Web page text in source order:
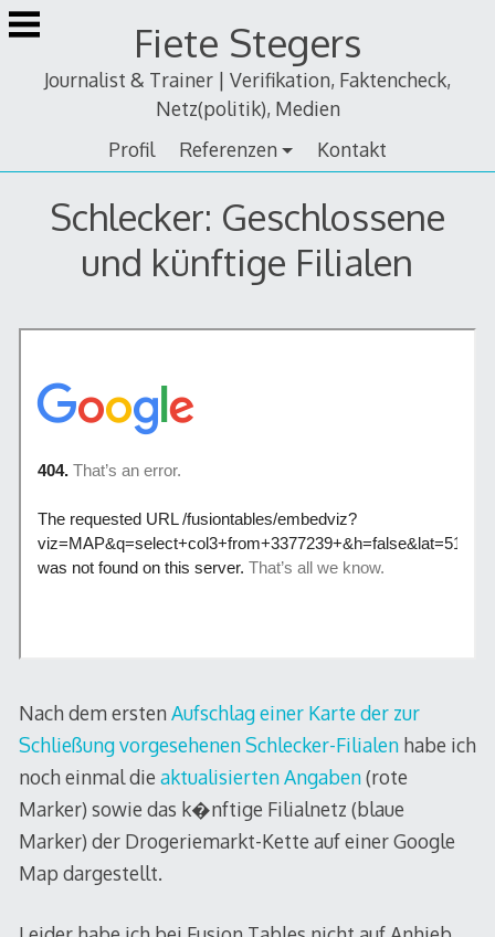
Zum
Inhalt
Fiete Stegers
Journalist & Trainer | Verifikation, Faktencheck,
Netz(politik), Medien
Profil
Referenzen Kontakt
Schlecker: Geschlossene
und künftige Filialen
Nach dem erstenAufschlag einer Karte der zur
Schließung vorgesehenen Schlecker-Filialenhabe ich
noch einmal die aktualisierten Angaben(rote
Marker) sowie das k�nftige Filialnetz (blaue
Marker) der Drogeriemarkt-Kette auf einer Google
Map dargestellt.